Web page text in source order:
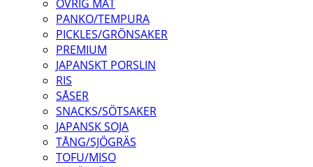
ÖVRIG MAT
PANKO/TEMPURA
PICKLES/GRÖNSAKER
PREMIUM
JAPANSKT PORSLIN
RIS
SÅSER
SNACKS/SÖTSAKER
JAPANSK SOJA
TÅNG/SJÖGRÄS
TOFU/MISO